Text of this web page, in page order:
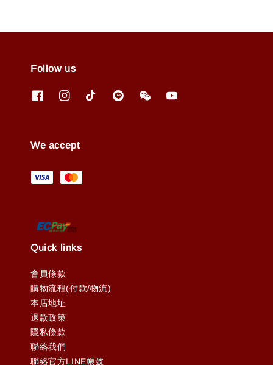
Follow us
We accept
Quick links
會員條款
購物流程(付款/物流)
本店地址
退款政策
隱私條款
聯絡我們
聯絡官方LINE帳號